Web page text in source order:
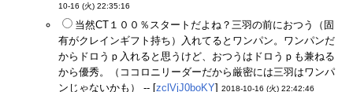
10-16 (火) 22:35:16
当然CT１００％スタートだよね？三羽の前におつう（固
有がクレインギフト持ち）入れてるとワンパン。ワンパンだ
からドロうｐ入れると思うけど、おつうはドロうｐも兼ねる
から優秀。（ココロニリーダーだから厳密には三羽はワンパ
ンじゃないかも） -- [zclVjJ0boKY] 2018-10-16 (火) 22:42:46